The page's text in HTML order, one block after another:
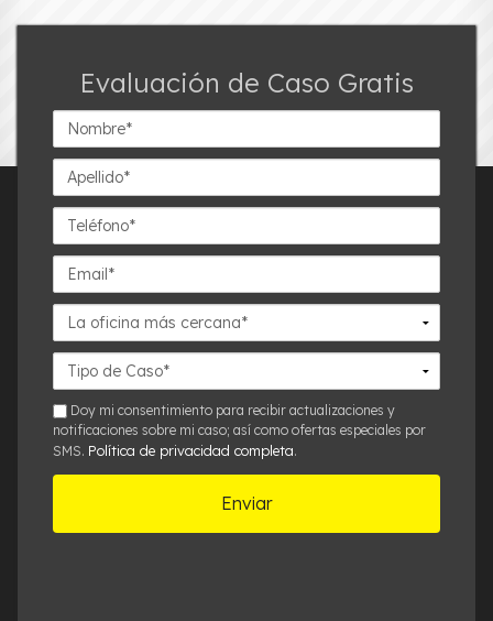
Evaluación de Caso Gratis
Nombre*
Apellido*
Teléfono*
Email*
La
oficina
más
cercana*
Detalles
del
Caso*
smsDoy mi consentimiento para recibir actualizaciones y
notificaciones sobre mi caso; así como ofertas especiales por
SMS. Política de privacidad completa.